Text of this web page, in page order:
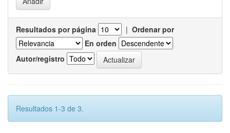
Resultados por página | Ordenar por
En orden
Autor/registro
Resultados 1-3 de 3.